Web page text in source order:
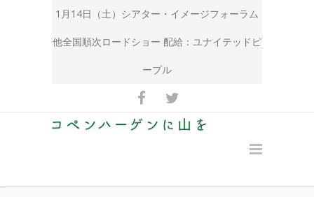
1月14日（土）シアター・イメージフォーラム
他全国順次ロードショー 配給： ユナイテッドピ
ープル